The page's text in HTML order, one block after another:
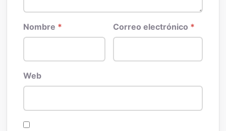
Nombre * Correo electrónico *
Web